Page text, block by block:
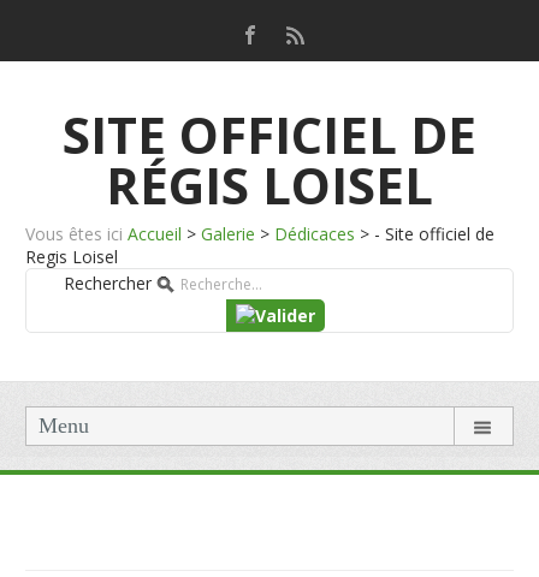
SITE OFFICIEL DE
RÉGIS LOISEL
Vous êtes ici Accueil > Galerie > Dédicaces > - Site officiel de
Regis Loisel
Rechercher
Menu